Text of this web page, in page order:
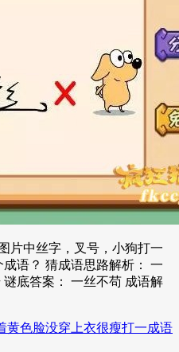
片中丝字，叉号，小狗打一
语？ 猜成语思路解析： 一
底答案： 一丝不苟 成语解
黄色脸没穿上衣很瘦打一成语